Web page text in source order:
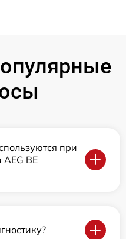
при
BE